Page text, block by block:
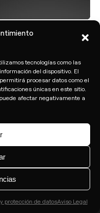
tecnologías como las
del dispositivo. El
procesar datos como el
únicas en este sitio.
afectar negativamente a
protección de datosAviso Legal
46394
(España)
newsletter